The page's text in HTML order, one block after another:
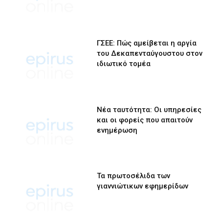
ΓΣΕΕ: Πώς αμείβεται η αργία
του Δεκαπενταύγουστου στον
ιδιωτικό τομέα
Νέα ταυτότητα: Οι υπηρεσίες
και οι φορείς που απαιτούν
ενημέρωση
Τα πρωτοσέλιδα των
γιαννιώτικων εφημερίδων